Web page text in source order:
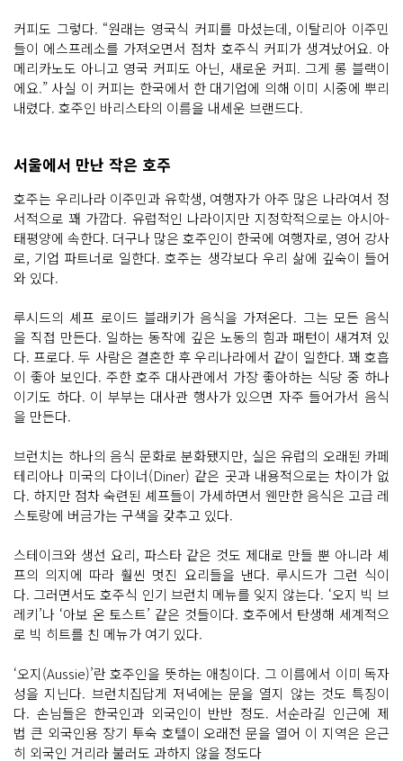
커피도 그렇다. “원래는 영국식 커피를 마셨는데, 이탈리아 이주민
들이 에스프레소를 가져오면서 점차 호주식 커피가 생겨났어요. 아
메리카노도 아니고 영국 커피도 아닌, 새로운 커피. 그게 롱 블랙이
에요.” 사실 이 커피는 한국에서 한 대기업에 의해 이미 시중에 뿌리
내렸다. 호주인 바리스타의 이름을 내세운 브랜드다.
서울에서 만난 작은 호주
호주는 우리나라 이주민과 유학생, 여행자가 아주 많은 나라여서 정
서적으로 꽤 가깝다. 유럽적인 나라이지만 지정학적으로는 아시아-
태평양에 속한다. 더구나 많은 호주인이 한국에 여행자로, 영어 강사
로, 기업 파트너로 일한다. 호주는 생각보다 우리 삶에 깊숙이 들어
와 있다.
루시드의 셰프 로이드 블래키가 음식을 가져온다. 그는 모든 음식
을 직접 만든다. 일하는 동작에 깊은 노동의 힘과 패턴이 새겨져 있
다. 프로다. 두 사람은 결혼한 후 우리나라에서 같이 일한다. 꽤 호흡
이 좋아 보인다. 주한 호주 대사관에서 가장 좋아하는 식당 중 하나
이기도 하다. 이 부부는 대사관 행사가 있으면 자주 들어가서 음식
을 만든다.
브런치는 하나의 음식 문화로 분화됐지만, 실은 유럽의 오래된 카페
테리아나 미국의 다이너(Diner) 같은 곳과 내용적으로는 차이가 없
다. 하지만 점차 숙련된 셰프들이 가세하면서 웬만한 음식은 고급 레
스토랑에 버금가는 구색을 갖추고 있다.
스테이크와 생선 요리, 파스타 같은 것도 제대로 만들 뿐 아니라 셰
프의 의지에 따라 훨씬 멋진 요리들을 낸다. 루시드가 그런 식이
다. 그러면서도 호주식 인기 브런치 메뉴를 잊지 않는다. ‘오지 빅 브
레키’나 ‘아보 온 토스트’ 같은 것들이다. 호주에서 탄생해 세계적으
로 빅 히트를 친 메뉴가 여기 있다.
‘오지(Aussie)’란 호주인을 뜻하는 애칭이다. 그 이름에서 이미 독자
성을 지닌다. 브런치집답게 저녁에는 문을 열지 않는 것도 특징이
다. 손님들은 한국인과 외국인이 반반 정도. 서순라길 인근에 제
법 큰 외국인용 장기 투숙 호텔이 오래전 문을 열어 이 지역은 은근
히 외국인 거리라 불러도 과하지 않을 정도다